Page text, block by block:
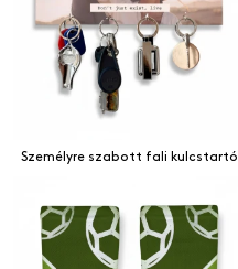
Személyre szabott fali kulcstartó